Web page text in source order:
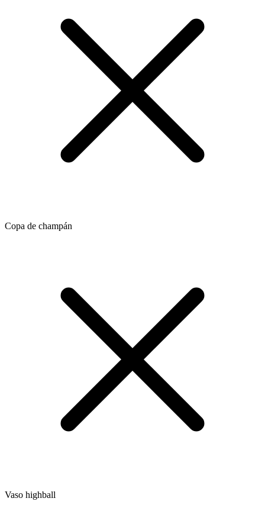
Copa de champán
Vaso highball